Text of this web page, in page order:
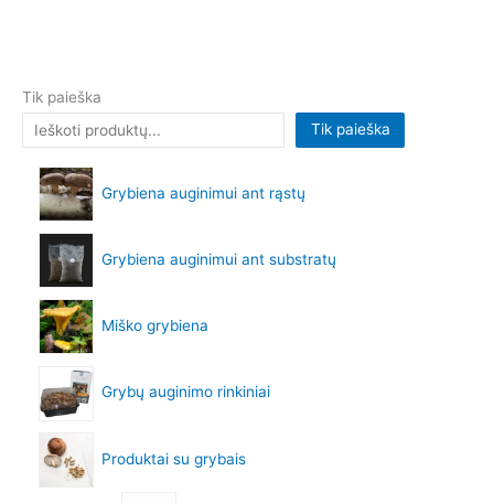
Tik paieška
Tik paieška
Grybiena auginimui ant rąstų
Grybiena auginimui ant substratų
Miško grybiena
Grybų auginimo rinkiniai
Produktai su grybais